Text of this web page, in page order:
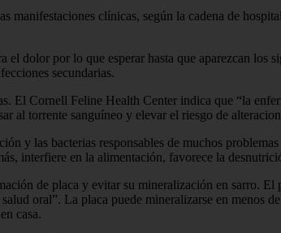
manifestaciones clínicas, según la cadena de
dolor por lo que esperar hasta que aparezcan los
secundarias.
El Cornell Feline Health Center indica que “la
al torrente sanguíneo y elevar el riesgo de
y las bacterias responsables de muchos
interfiere en la alimentación, favorece la
de placa y evitar su mineralización en sarro.
oral”. La placa puede mineralizarse en menos
casa.